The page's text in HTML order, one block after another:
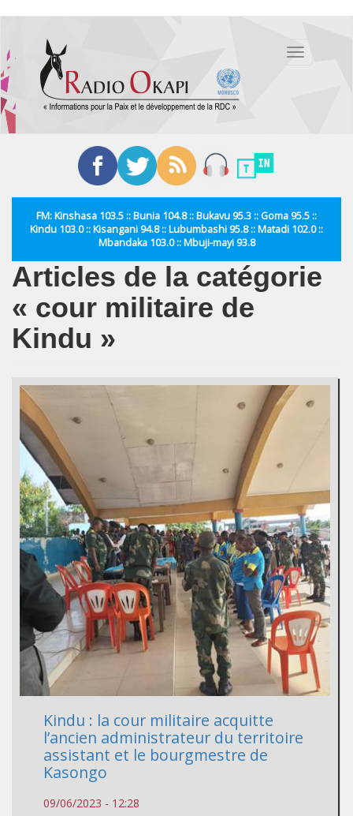
contenu
principal
Toggle
FM: Kinshasa 103.5 :: Bunia 104.8 :: Bukavu 95.3 :: Goma 95.5 ::
Kindu 103.0 :: Kisangani 94.8 :: Lubumbashi 95.8 :: Matadi 102.0 ::
Mbandaka 103.0 :: Mbuji-mayi 93.8
Articles de la catégorie
« cour militaire de
Kindu »
Kindu : la cour militaire acquitte
l’ancien administrateur du territoire
assistant et le bourgmestre de
Kasongo
09/06/2023 - 12:28